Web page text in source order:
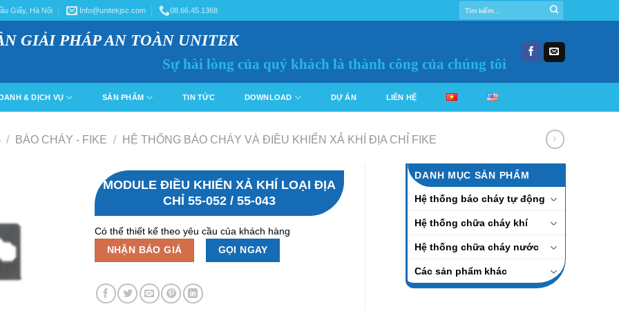
Giấy, Hà Nội Info@unitekjsc.com 08.66.45.1368
Tìm
GIẢI PHÁP AN TOÀN UNITEK
Sự hài lòng của quý khách là thành công của chúng tôi
& DỊCH VỤ SẢN PHẨM TIN TỨC DOWNLOAD DỰ ÁN LIÊN HỆ
/ BÁO CHÁY - FIKE / HỆ THỐNG BÁO CHÁY VÀ ĐIỀU KHIỂN XẢ KHÍ ĐỊA CHỈ FIKE
MODULE ĐIỀU KHIỂN XẢ KHÍ LOẠI ĐỊA
CHỈ 55‐052 / 55‐043
Có thể thiết kế theo yêu cầu của khách hàng
NHẬN BÁO GIÁ GỌI NGAY
DANH MỤC SẢN PHẨM
Hệ thống báo cháy tự động
Hệ thống chữa cháy khí
Hệ thống chữa cháy nước
Các sản phẩm khác